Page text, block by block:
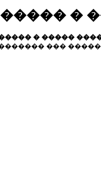
�
� �����
���